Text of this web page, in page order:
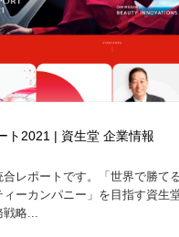
ト2021 | 資生堂 企業情報
合レポートです。「世界で勝て
ィーカンパニー」を目指す資生
戦略...